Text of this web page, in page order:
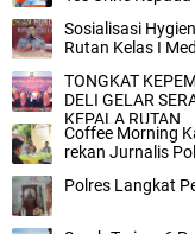
Sosialisasi
Rutan Kelas I
TONGKAT
DELI GELAR
KEPALA RUTAN
Coffee Morning
rekan Jurnalis
Polres Langkat